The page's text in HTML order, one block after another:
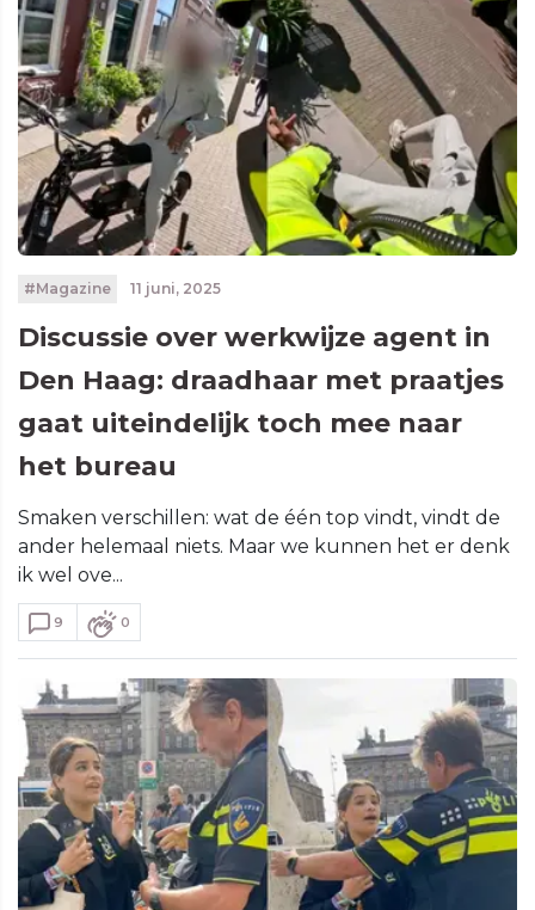
#Magazine 11 juni, 2025
Discussie over werkwijze agent in
Den Haag: draadhaar met praatjes
gaat uiteindelijk toch mee naar
het bureau
Smaken verschillen: wat de één top vindt, vindt de
ander helemaal niets. Maar we kunnen het er denk
ik wel ove...
9 0